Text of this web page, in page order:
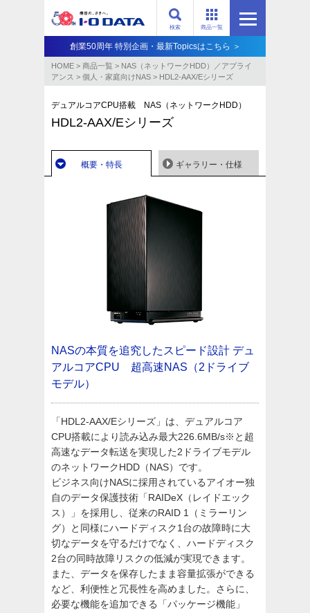
商品一覧
検索
創業50周年 特別企画・最新Topicsはこちら ＞
HOME > 商品一覧 > NAS（ネットワークHDD）／アプライ
アンス​ > 個人・家庭向けNAS > HDL2-AAX/Eシリーズ
デュアルコアCPU搭載 NAS（ネットワークHDD）
HDL2-AAX/Eシリーズ
概要・特長 ギャラリー・仕様
NASの本質を追究したスピード設計 デュ
アルコアCPU 超高速NAS（2ドライブ
モデル）
「HDL2-AAX/Eシリーズ」は、デュアルコア
CPU搭載により読み込み最大226.6MB/s※と超
高速なデータ転送を実現した2ドライブモデル
のネットワークHDD（NAS）です。
ビジネス向けNASに採用されているアイオー独
自のデータ保護技術「RAIDeX（レイドエック
ス）」を採用し、従来のRAID 1（ミラーリン
グ）と同様にハードディスク1台の故障時に大
切なデータを守るだけでなく、ハードディスク
2台の同時故障リスクの低減が実現できます。
また、データを保存したまま容量拡張ができる
など、利便性と冗長性を高めました。さらに、
必要な機能を追加できる「パッケージ機能」